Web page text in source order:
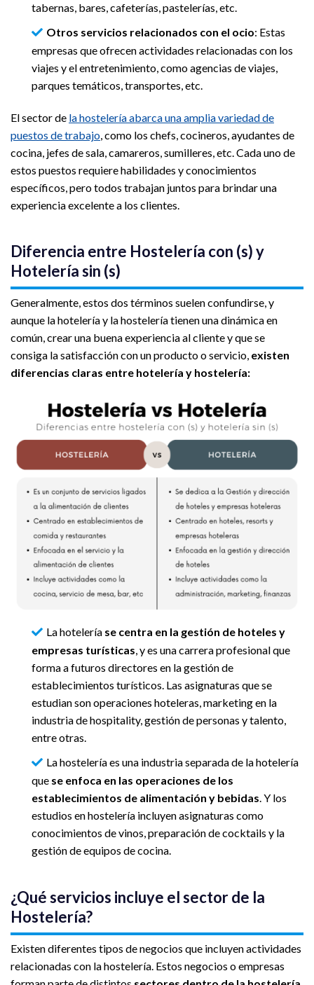
tabernas, bares, cafeterías, pastelerías, etc.
Otros servicios relacionados con el ocio: Estas
empresas que ofrecen actividades relacionadas con los
viajes y el entretenimiento, como agencias de viajes,
parques temáticos, transportes, etc.
El sector de la hostelería abarca una amplia variedad de
puestos de trabajo , como los chefs, cocineros, ayudantes de
cocina, jefes de sala, camareros, sumilleres, etc. Cada uno de
estos puestos requiere habilidades y conocimientos
específicos, pero todos trabajan juntos para brindar una
experiencia excelente a los clientes.
Diferencia entre Hostelería con (s) y
Hotelería sin (s)
Generalmente, estos dos términos suelen confundirse, y
aunque la hotelería y la hostelería tienen una dinámica en
común, crear una buena experiencia al cliente y que se
consiga la satisfacción con un producto o servicio, existen
diferencias claras entre hotelería y hostelería:
La hotelería se centra en la gestión de hoteles y
empresas turísticas, y es una carrera profesional que
forma a futuros directores en la gestión de
establecimientos turísticos. Las asignaturas que se
estudian son operaciones hoteleras, marketing en la
industria de hospitality, gestión de personas y talento,
entre otras.
La hostelería es una industria separada de la hotelería
que se enfoca en las operaciones de los
establecimientos de alimentación y bebidas. Y los
estudios en hostelería incluyen asignaturas como
conocimientos de vinos, preparación de cocktails y la
gestión de equipos de cocina.
¿Qué servicios incluye el sector de la
Hostelería?
Existen diferentes tipos de negocios que incluyen actividades
relacionadas con la hostelería. Estos negocios o empresas